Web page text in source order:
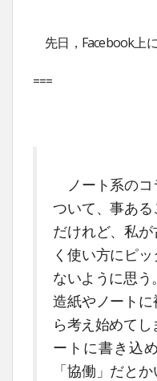
先日，Facebook上
===
ノート系のコ
ついて、事あ
だけれど、私
く使い方にピ
ないように思
造紙やノート
ら考え始めて
ートに書き込
「協働」だと